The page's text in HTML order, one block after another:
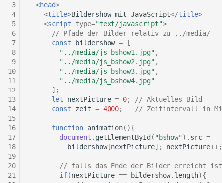
3
4
5
6
7
8
9
10
11
12
13
14
15
16
17
18
19
20
21
<head>
<title>Bildershow mit JavaScript</title>
<script type="text/javascript">
// Pfade der Bilder relativ zu ../media/
const
bildershow =
[
"../media/js_bshow1.jpg" ,
"../media/js_bshow2.jpg" ,
"../media/js_bshow3.jpg" ,
"../media/js_bshow4.jpg"
];
let
nextPicture = 0;
// Aktuelles Bild
const
zeit = 4000; // Zeitintervall in
function animation(){
document . getElementById( "bshow"). src =
bildershow[nextPicture]; nextPicture++;
// falls das Ende der Bilder erreicht
if(nextPicture == bildershow. length){